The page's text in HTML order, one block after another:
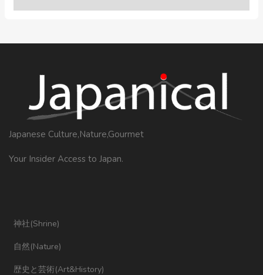
Japanese Culture,Nature,Gourmet
Your Insider Access to Japan.
神社(Shrine)
自然(Nature)
歴史と芸術(Art&History)